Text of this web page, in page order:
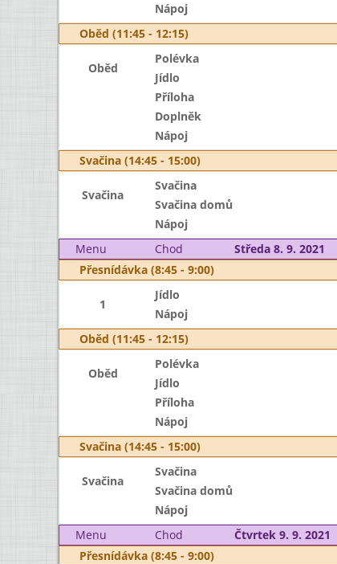
Nápoj
Oběd (11:45 - 12:15)
Oběd
Polévka
Jídlo
Příloha
Doplněk
Nápoj
Svačina (14:45 - 15:00)
Svačina
Svačina
Svačina domů
Nápoj
Menu
Chod Středa 8. 9. 2021
Přesnídávka (8:45 - 9:00)
1
Jídlo
Nápoj
Oběd (11:45 - 12:15)
Oběd
Polévka
Jídlo
Příloha
Nápoj
Svačina (14:45 - 15:00)
Svačina
Svačina
Svačina domů
Nápoj
Menu
Chod Čtvrtek 9. 9. 2021
Přesnídávka (8:45 - 9:00)